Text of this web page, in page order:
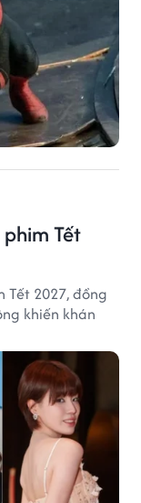
Tết
Tết 2027, đồng
khiến khán